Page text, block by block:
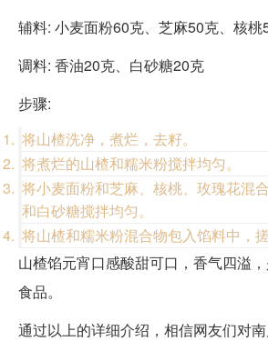
辅料: 小麦面粉60克、芝麻50克、核
调料: 香油20克、白砂糖20克
步骤:
将山楂洗净，煮烂，去籽。
将煮烂的山楂和糯米粉搅拌均匀。
将小麦面粉和芝麻、核桃、玫瑰花混
和白砂糖搅拌均匀。
将山楂和糯米粉混合物包入馅料中，搓
山楂馅元宵口感酸甜可口，香气四溢
食品。
通过以上的详细介绍，相信网友们对